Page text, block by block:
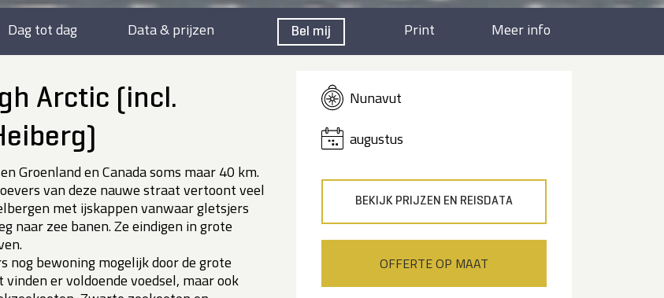
Dag tot dag Data & prijzen Bel mij Print Meer info
Arctic (incl.
Groenland en Canada soms maar 40 km.
van deze nauwe straat vertoont veel
met ijskappen vanwaar gletsjers
naar zee banen. Ze eindigen in grote
nog bewoning mogelijk door de grote
er voldoende voedsel, maar ook
Nunavut
augustus
BEKIJK PRIJZEN EN REISDATA
OFFERTE OP MAAT